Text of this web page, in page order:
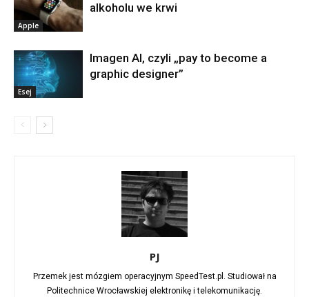
Apple
alkoholu we krwi
Esej
Imagen AI, czyli „pay to become a
graphic designer”
PJ
Przemek jest mózgiem operacyjnym SpeedTest.pl. Studiował na
Politechnice Wrocławskiej elektronikę i telekomunikację.